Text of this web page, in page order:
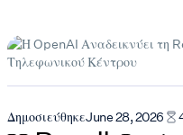
ΔημοσιεύθηκεJune 28, 2026